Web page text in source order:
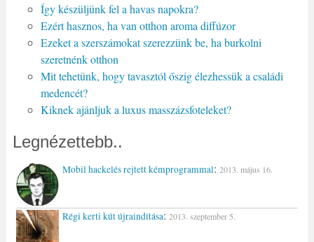
Így készüljünk fel a havas napokra?
Ezért hasznos, ha van otthon aroma diffúzor
Ezeket a szerszámokat szerezzünk be, ha burkolni
szeretnénk otthon
Mit tehetünk, hogy tavasztól őszig élezhessük a családi
medencét?
Kiknek ajánljuk a luxus masszázsfoteleket?
Legnézettebb..
Mobil hackelés rejtett kémprogrammal: 2013. május 16.
Régi kerti kút újraindítása: 2013. szeptember 5.